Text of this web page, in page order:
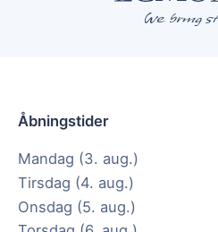
Åbningstider
Mandag (3. aug.)
Tirsdag (4. aug.)
Onsdag (5. aug.)